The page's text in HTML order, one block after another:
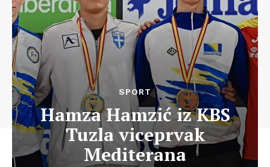
SPORT
Hamza Hamzić iz KBS
Tuzla viceprvak
Mediterana